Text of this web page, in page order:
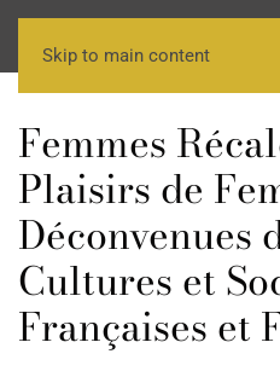
Skip to main content
Femmes
Plaisirs de
Déconvenues
Cultures et
Françaises et